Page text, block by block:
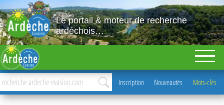
Le portail & moteur de recherche
ardéchois…
Inscription Nouveautés Mots-clés